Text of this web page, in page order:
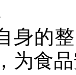
身的
为食